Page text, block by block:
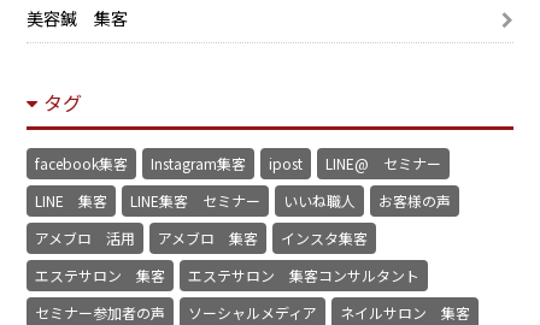
美容鍼 集客
タグ
facebook集客 Instagram集客 ipost
LINE@ セミナー
LINE 集客
LINE集客 セミナー いいね職人
お客様の声
アメブロ 活用
アメブロ 集客
インスタ集客
エステサロン 集客
エステサロン 集客コンサルタント
セミナー参加者の声
ソーシャルメディア
ネイルサロン 集客